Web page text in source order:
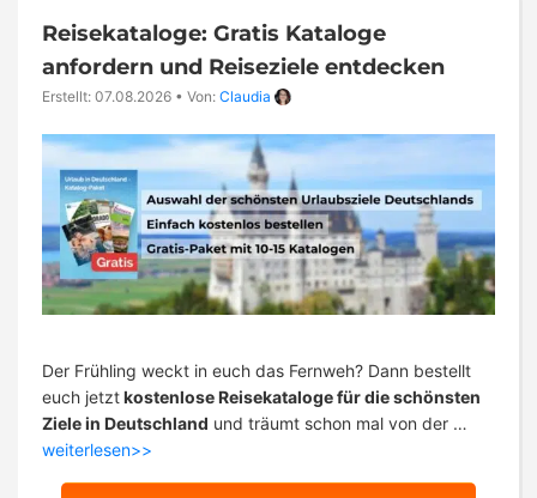
Reisekataloge: Gratis Kataloge
anfordern und Reiseziele entdecken
Erstellt: 07.08.2026 • Von: Claudia
Der Frühling weckt in euch das Fernweh? Dann bestellt
euch jetztkostenlose Reisekataloge für die schönsten
Ziele in Deutschland und träumt schon mal von der …
weiterlesen>>